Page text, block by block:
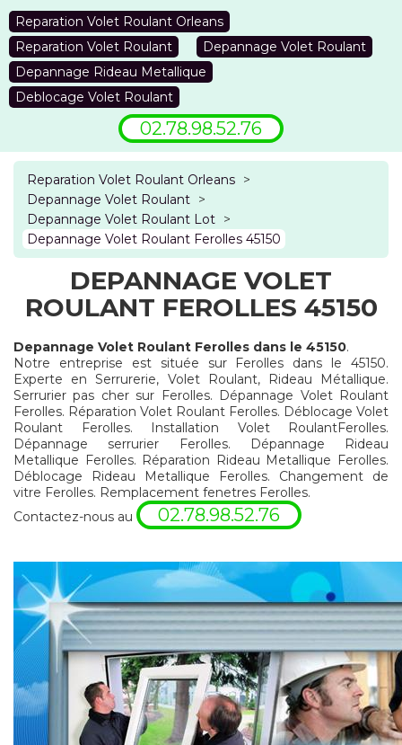
Reparation Volet Roulant Orleans
Reparation Volet Roulant
Depannage Volet Roulant
Depannage Rideau Metallique
Deblocage Volet Roulant
02.78.98.52.76
Reparation Volet Roulant Orleans >
Depannage Volet Roulant >
Depannage Volet Roulant Lot >
Depannage Volet Roulant Ferolles 45150
DEPANNAGE VOLET
ROULANT FEROLLES 45150
Depannage Volet Roulant Ferolles dans le 45150.
Notre entreprise est située sur Ferolles dans le 45150.
Experte en Serrurerie, Volet Roulant, Rideau Métallique.
Serrurier pas cher sur Ferolles. Dépannage Volet Roulant
Ferolles. Réparation Volet Roulant Ferolles. Déblocage Volet
Roulant Ferolles. Installation Volet RoulantFerolles.
Dépannage serrurier Ferolles. Dépannage Rideau
Metallique Ferolles. Réparation Rideau Metallique Ferolles.
Déblocage Rideau Metallique Ferolles. Changement de
vitre Ferolles. Remplacement fenetres Ferolles.
Contactez-nous au
02.78.98.52.76